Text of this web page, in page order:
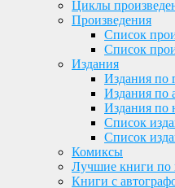
Циклы
Произведения
Список
Список
Издания
Издания по
Издания по
Издания по
Список
Список
Комиксы
Лучшие книги по
Книги с